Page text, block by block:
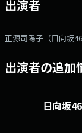
出演者
正源司陽子（日向坂
出演者の追加
日向坂46